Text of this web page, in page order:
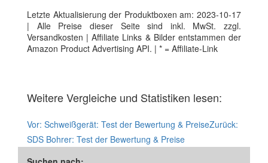
Letzte Aktualisierung der Produktboxen am: 2023-10-17
| Alle Preise dieser Seite sind inkl. MwSt. zzgl.
Versandkosten | Affiliate Links & Bilder entstammen der
Amazon Product Advertising API. | * = Affiliate-Link
Weitere Vergleiche und Statistiken lesen:
Vor: Schweißgerät: Test der Bewertung & PreiseZurück:
SDS Bohrer: Test der Bewertung & Preise